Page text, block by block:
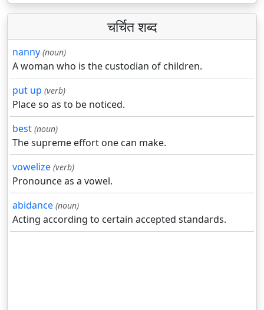
चर्चित शब्द
nanny (noun)
A woman who is the custodian of children.
put up (verb)
Place so as to be noticed.
best (noun)
The supreme effort one can make.
vowelize (verb)
Pronounce as a vowel.
abidance (noun)
Acting according to certain accepted standards.